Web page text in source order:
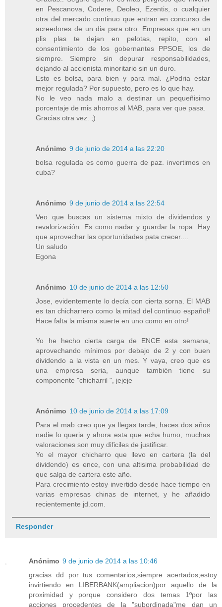
en Pescanova, Codere, Deoleo, Ezentis, o cualquier
otra del mercado continuo que entran en concurso de
acreedores de un dia para otro. Empresas que en un
plis plas te dejan en pelotas, repito, con el
consentimiento de los gobernantes PPSOE, los de
siempre. Siempre sin depurar responsabilidades,
dejando al accionista minoritario sin un duro.
Esto es bolsa, para bien y para mal. ¿Podria estar
mejor regulada? Por supuesto, pero es lo que hay.
No le veo nada malo a destinar un pequeñisimo
porcentaje de mis ahorros al MAB, para ver que pasa.
Gracias otra vez. ;)
Anónimo 9 de junio de 2014 a las 22:20
bolsa regulada es como guerra de paz. invertimos en
cuba?
Anónimo 9 de junio de 2014 a las 22:54
Veo que buscas un sistema mixto de dividendos y
revalorización. Es como nadar y guardar la ropa. Hay
que aprovechar las oportunidades pata crecer....
Un saludo
Egona
Anónimo 10 de junio de 2014 a las 12:50
Jose, evidentemente lo decía con cierta sorna. El MAB
es tan chicharrero como la mitad del continuo español!
Hace falta la misma suerte en uno como en otro!
Yo he hecho cierta carga de ENCE esta semana,
aprovechando mínimos por debajo de 2 y con buen
dividendo a la vista en un mes. Y vaya, creo que es
una empresa seria, aunque también tiene su
componente "chicharril ", jejeje
Anónimo 10 de junio de 2014 a las 17:09
Para el mab creo que ya llegas tarde, haces dos años
nadie lo queria y ahora esta que echa humo, muchas
valoraciones son muy dificiles de justificar.
Yo el mayor chicharro que llevo en cartera (la del
dividendo) es ence, con una altisima probabilidad de
que salga de cartera este año.
Para crecimiento estoy invertido desde hace tiempo en
varias empresas chinas de internet, y he añadido
recientemente jd.com.
Responder
Anónimo 9 de junio de 2014 a las 10:46
gracias dd por tus comentarios,siempre acertados;estoy
invirtiendo en LIBERBANK(ampliacion)por aquello de la
proximidad y porque considero dos temas 1ºpor las
acciones procedentes de la "subordinada"me dan un